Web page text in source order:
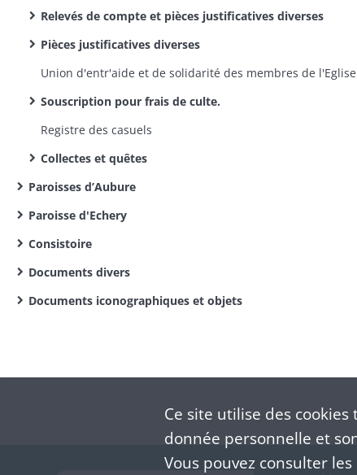
Relevés de compte et pièces justificatives diverses
Pièces justificatives diverses
Souscription pour frais de culte.
Registre des casuels
Collectes et quêtes
Paroisses d’Aubure
Paroisse d'Echery
Consistoire
Documents divers
Documents iconographiques et objets
Ce site utilise des cookies
donnée personnelle et
Vous pouvez consulter